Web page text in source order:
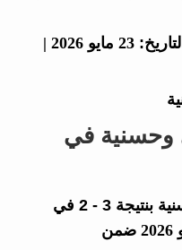
التاريخ: 23 مايو 2026 |
وحسنية في
بنتيجة3 - 2
في
مباراة جمعتهما اليوم 23 مايو 2026 ضمن